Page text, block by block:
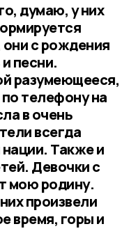
думаю, у них
они с рождения
песни.
разумеющееся,
по телефону на
в очень
всегда
Также и
Девочки с
мою родину.
произвели
время, горы и